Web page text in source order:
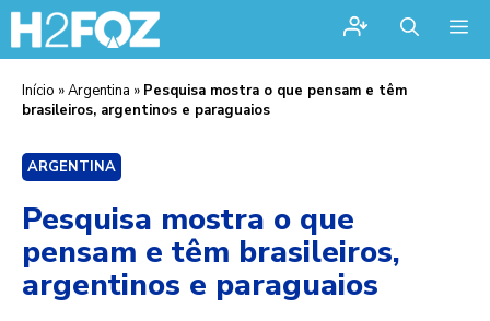
Início »Argentina » Pesquisa mostra o que pensam e têm
brasileiros, argentinos e paraguaios
ARGENTINA
Pesquisa mostra o que
pensam e têm brasileiros,
argentinos e paraguaios